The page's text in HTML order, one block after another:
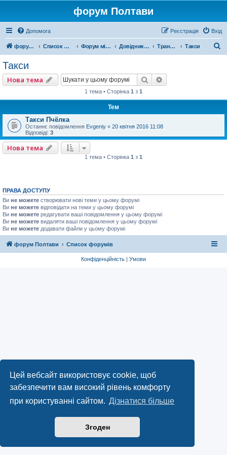
Цей вебсайт використовує cookie, щоб
забезпечити вам високий рівень комфорту
при користуванні сайтом. Дізнатися більше
Згоден
форум Полтави
Допомога Вхід
Реєстрація
форум Полтави Список форумів Форум міста Полтава Довідник Полтави Транспорт Такси
Такси
Нова тема Пошук
1 тема • Сторінка 1 з 1
Тем
Такси Пчёлка
Останнє повідомлення Evgeniy « 20 квітня 2016 11:08
Відповіді: 3
Нова тема
1 тема • Сторінка 1 з 1
ПРАВА ДОСТУПУ
Ви не можете створювати нові теми у цьому форумі
Ви не можете відповідати на теми у цьому форумі
Ви не можете редагувати ваші повідомлення у цьому форумі
Ви не можете видаляти ваші повідомлення у цьому форумі
Ви не можете додавати файли у цьому форумі
форум Полтави Список форумів
Конфіденційність | Умови